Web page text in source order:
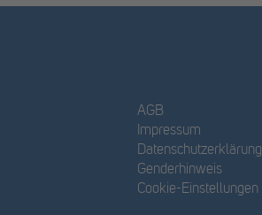
AGB
Impressum
Datenschutzerklärung
Genderhinweis
Cookie-Einstellungen